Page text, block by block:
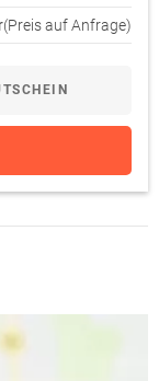
(Preis auf Anfrage)